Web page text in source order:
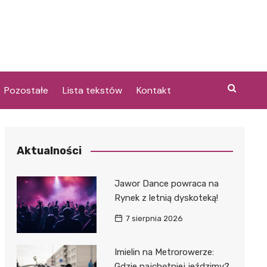
Pozostałe Lista tekstów Kontakt
Aktualności
Jawor Dance powraca na
Rynek z letnią dyskoteką!
7 sierpnia 2026
Imielin na Metrorowerze: